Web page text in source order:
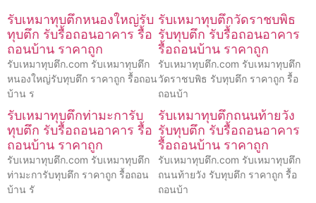
รับเหมาทุบตึกหนองใหญ่รับ
ทุบตึก รับรื้อถอนอาคาร รื้อ
ถอนบ้าน ราคาถูก
รับเหมาทุบตึก.com รับเหมาทุบตึก
หนองใหญ่รับทุบตึก ราคาถูก รื้อถอน
บ้าน ร
รับเหมาทุบตึกวัดราชบพิธ
รับทุบตึก รับรื้อถอนอาคาร
รื้อถอนบ้าน ราคาถูก
รับเหมาทุบตึก.com รับเหมาทุบตึก
วัดราชบพิธ รับทุบตึก ราคาถูก รื้อ
ถอนบ้า
รับเหมาทุบตึกท่ามะการับ
ทุบตึก รับรื้อถอนอาคาร รื้อ
ถอนบ้าน ราคาถูก
รับเหมาทุบตึก.com รับเหมาทุบตึก
ท่ามะการับทุบตึก ราคาถูก รื้อถอน
บ้าน รั
รับเหมาทุบตึกถนนท้ายวัง
รับทุบตึก รับรื้อถอนอาคาร
รื้อถอนบ้าน ราคาถูก
รับเหมาทุบตึก.com รับเหมาทุบตึก
ถนนท้ายวัง รับทุบตึก ราคาถูก รื้อ
ถอนบ้า